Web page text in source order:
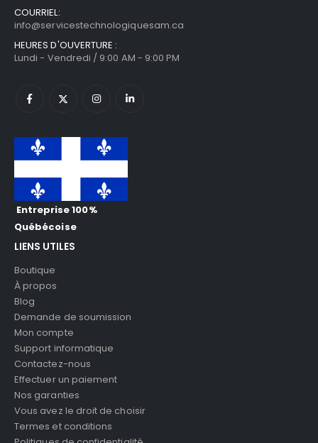
COURRIEL:
info@servicestechnologiquesam.ca
HEURES D'OUVERTURE :
Lundi - Vendredi / 9:00 AM - 9:00 PM
Entreprise 100%
Québécoise
LIENS UTILES
Boutique
À propos
Blog
Demande de soumission
Mon compte
Support informatique
Contactez-nous
Effectuer un paiement
Nos garanties
Vous avez le droit de choisir
Termes et conditions